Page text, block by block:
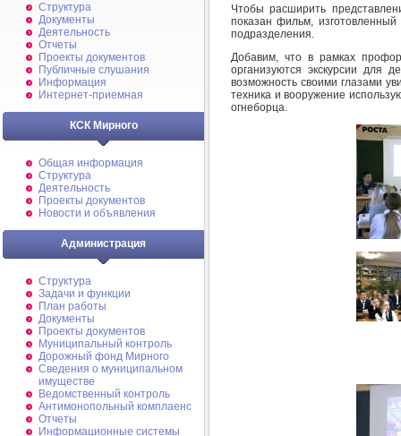
Структура
Документы
Деятельность
Отчеты
Проекты документов
Публичные слушания
Информация
Интернет-приемная
КСК Мирного
Общая информация
Структура
Деятельность
Проекты документов
Новости и объявления
Администрация
Структура
Задачи и функции
План работы
Документы
Проекты документов
Муниципальный контроль
Дорожный фонд Мирного
Cведения о муниципальном
имуществе
Ведомственный контроль
Антимонопольный комплаенс
Отчеты
Информационные системы
Чтобы расширить
показан фильм,
подразделения.
Добавим, что в рамках
организуются экскурсии для
возможность своими глазами
техника и вооружение
огнеборца.